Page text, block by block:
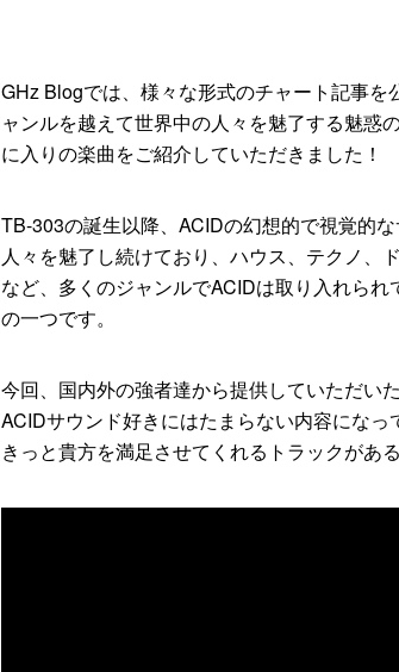
GHz Blogでは、様々な形式のチャート記事
ャンルを越えて世界中の人々を魅了する魅惑
に入りの楽曲をご紹介していただきました！
TB-303の誕生以降、ACIDの幻想的で視覚的
人々を魅了し続けており、ハウス、テクノ、
など、多くのジャンルでACIDは取り入れら
の一つです。
今回、国内外の強者達から提供していただい
ACIDサウンド好きにはたまらない内容になっ
きっと貴方を満足させてくれるトラックがあ